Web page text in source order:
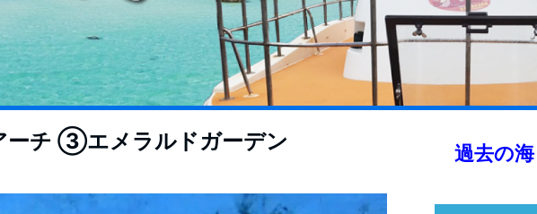
チ ③エメラルドガーデン 過去の海